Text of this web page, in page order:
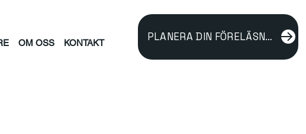
OM OSS KONTAKT PLANERA DIN FÖRELÄSNING